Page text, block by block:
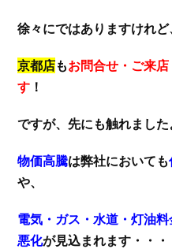
徐々にではありますけれど
京都店もお問合せ・ご来
す ！
ですが、先にも触れました
物価高騰は弊社においても
や、
電気・ガス・水道・灯油
悪化が見込まれます・・・